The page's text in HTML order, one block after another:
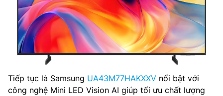
Tiếp tục là Samsung UA43M77HAKXXV nổi bật với
công nghệ Mini LED Vision AI giúp tối ưu chất lượng